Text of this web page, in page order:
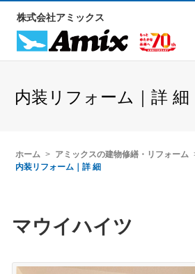
株式会社アミックス
内装リフォーム｜詳 細
ホーム アミックスの建物修繕・リフォーム
内装リフォーム｜詳 細
マウイハイツ